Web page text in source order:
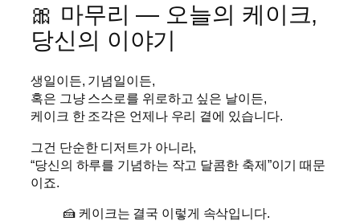
🎀 마무리 — 오늘의 케이크,
당신의 이야기
생일이든, 기념일이든,
혹은 그냥 스스로를 위로하고 싶은 날이든,
케이크 한 조각은 언제나 우리 곁에 있습니다.
그건 단순한 디저트가 아니라,
“당신의 하루를 기념하는 작고 달콤한 축제”이기 때문
이죠.
🍰 케이크는 결국 이렇게 속삭입니다.